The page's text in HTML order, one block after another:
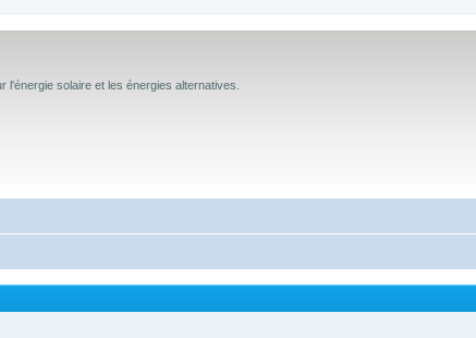
l'énergie solaire et les énergies alternatives.